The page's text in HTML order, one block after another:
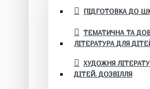
ПІДГОТОВКА ДО
ТЕМАТИЧНА ТА
ЛІТЕРАТУРА ДЛЯ
ХУДОЖНЯ
ДІТЕЙ. ДОЗВІЛЛЯ